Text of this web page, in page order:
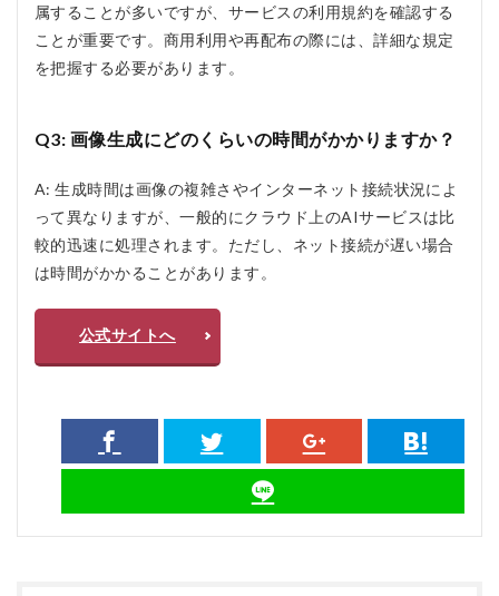
属することが多いですが、サービスの利用規約を確認する
ことが重要です。商用利用や再配布の際には、詳細な規定
を把握する必要があります。
Q3: 画像生成にどのくらいの時間がかかりますか？
A: 生成時間は画像の複雑さやインターネット接続状況によ
って異なりますが、一般的にクラウド上のAIサービスは比
較的迅速に処理されます。ただし、ネット接続が遅い場合
は時間がかかることがあります。
公式サイトへ